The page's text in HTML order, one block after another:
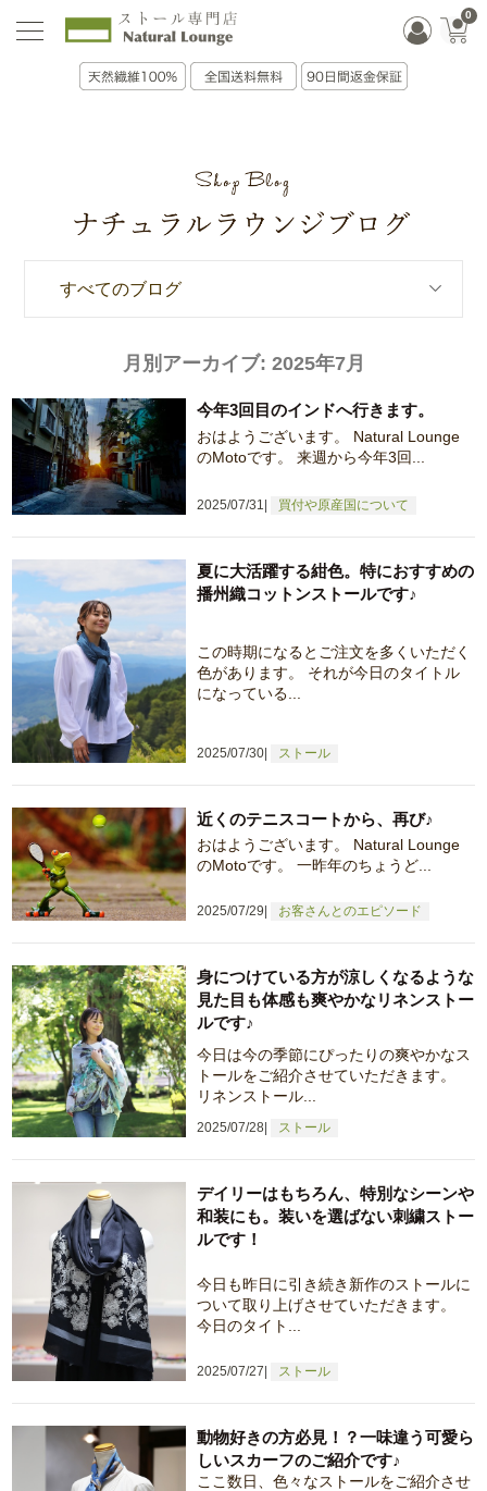
0
すべてのブログ
月別アーカイブ: 2025年7月
2025/07/31 買付や原産国について
今年3回目のインドへ行きます。
おはようございます。 Natural Lounge
のMotoです。 来週から今年3回...
2025/07/30 ストール
夏に大活躍する紺色。特におすすめの
播州織コットンストールです♪
この時期になるとご注文を多くいただく
色があります。 それが今日のタイトル
になっている...
2025/07/29 お客さんとのエピソード
近くのテニスコートから、再び♪
おはようございます。 Natural Lounge
のMotoです。 一昨年のちょうど...
2025/07/28 ストール
身につけている方が涼しくなるような
見た目も体感も爽やかなリネンストー
ルです♪
今日は今の季節にぴったりの爽やかなス
トールをご紹介させていただきます。
リネンストール...
2025/07/27 ストール
デイリーはもちろん、特別なシーンや
和装にも。装いを選ばない刺繍ストー
ルです！
今日も昨日に引き続き新作のストールに
ついて取り上げさせていただきます。
今日のタイト...
動物好きの方必見！？一味違う可愛ら
しいスカーフのご紹介です♪
ここ数日、色々なストールをご紹介させ